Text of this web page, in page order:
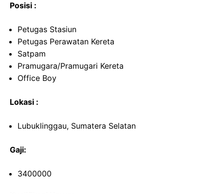
Posisi :
Petugas Stasiun
Petugas Perawatan Kereta
Satpam
Pramugara/Pramugari Kereta
Office Boy
Lokasi :
Lubuklinggau, Sumatera Selatan
Gaji:
3400000